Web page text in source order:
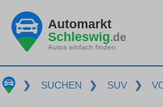
Automarkt
Schleswig.de
Autos einfach finden
❯ SUCHEN ❯ SUV ❯